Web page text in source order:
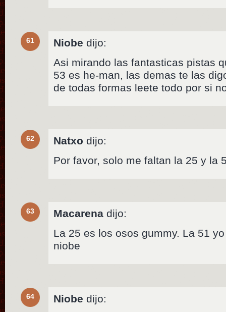
61 Niobe dijo:
Asi mirando las fantasticas pistas
53 es he-man, las demas te las
de todas formas leete todo por si
62 Natxo dijo:
Por favor, solo me faltan la 25 y la
63 Macarena dijo:
La 25 es los osos gummy. La 51
niobe
64 Niobe dijo: